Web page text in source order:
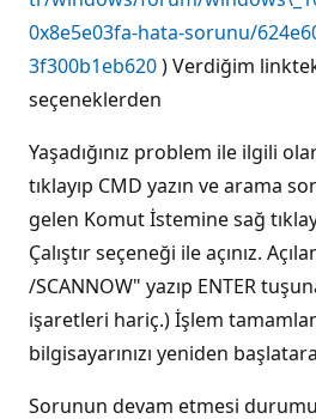
0x8e5e03fa-hata-sorunu/
3f300b1eb620) Verdiğim
seçeneklerden
Yaşadığınız problem ile ilgili
tıklayıp CMD yazın ve arama
gelen Komut İstemine sağ
Çalıştır seçeneği ile açınız.
/SCANNOW" yazıp ENTER
işaretleri hariç.) İşlem
bilgisayarınızı yeniden
Sorunun devam etmesi